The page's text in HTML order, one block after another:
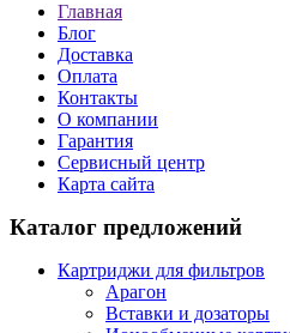
Главная
Блог
Доставка
Оплата
Контакты
О компании
Гарантия
Сервисный центр
Карта сайта
Каталог предложений
Картриджи для фильтров
Арагон
Вставки и дозаторы